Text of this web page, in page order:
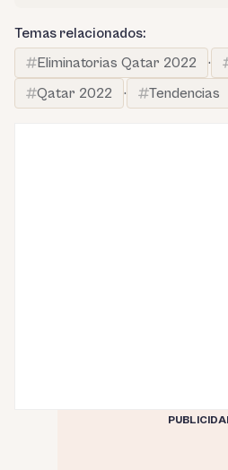
Temas relacionados:
Eliminatorias Qatar 2022
·
Qatar 2022
· Tendencias